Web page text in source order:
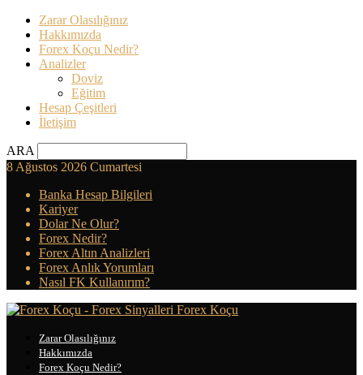
Zarar Olasılığınız
Hakkımızda
Forex Koçu Nedir?
Analizler
Doviz
Eğitim
Hesap Çeşitleri
İletişim
ARA
8 Ağustos 2026 Cumartesi
Banka Hesap Bilgileri
Kariyer
Dolar Ne Olur?
Forex Nedir?
Forex Altın Analizleri
Forex Anlık Yorumları
Nasıl FK Kullanırım?
Forex Koçu
Zarar Olasılığınız
Hakkımızda
Forex Koçu Nedir?